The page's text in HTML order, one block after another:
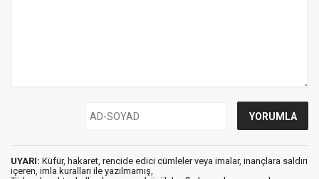
UYARI: Küfür, hakaret, rencide edici cümleler veya imalar, inançlara saldırı
içeren, imla kuralları ile yazılmamış,